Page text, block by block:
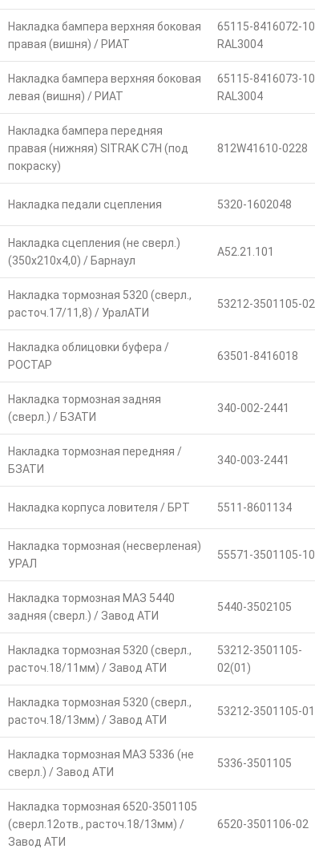
Накладка бампера верхняя боковая
правая (вишня) / РИАТ
65115-8416072-10
RAL3004
Накладка бампера верхняя боковая
левая (вишня) / РИАТ
65115-8416073-10
RAL3004
Накладка бампера передняя
правая (нижняя) SITRAK C7H (под
покраску)
812W41610-0228
Накладка педали сцепления 5320-1602048
Накладка сцепления (не сверл.)
(350х210х4,0) / Барнаул
A52.21.101
Накладка тормозная 5320 (сверл.,
расточ.17/11,8) / УралАТИ
53212-3501105-02
Накладка облицовки буфера /
РОСТАР
63501-8416018
Накладка тормозная задняя
(сверл.) / БЗАТИ
340-002-2441
Накладка тормозная передняя /
БЗАТИ
340-003-2441
Накладка корпуса ловителя / БРТ 5511-8601134
Накладка тормозная (несверленая)
УРАЛ
55571-3501105-10
Накладка тормозная МАЗ 5440
задняя (сверл.) / Завод АТИ
5440-3502105
Накладка тормозная 5320 (сверл.,
расточ.18/11мм) / Завод АТИ
53212-3501105-
02(01)
Накладка тормозная 5320 (сверл.,
расточ.18/13мм) / Завод АТИ
53212-3501105-01
Накладка тормозная МАЗ 5336 (не
сверл.) / Завод АТИ
5336-3501105
Накладка тормозная 6520-3501105
(сверл.12отв., расточ.18/13мм) /
Завод АТИ
6520-3501106-02